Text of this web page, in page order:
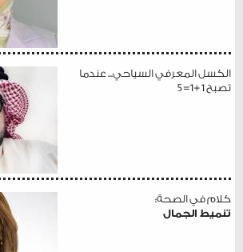
الكسل المعرفي السياحي... عندما
تصبح 1+1=5
كلام في الصحة:
تنميط الجمال